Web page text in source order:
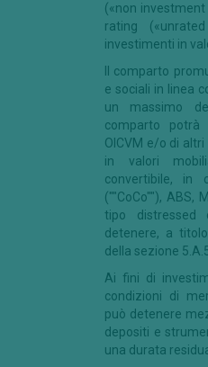
(«non
rating
investimenti in
Il comparto
e sociali in linea
un massimo
comparto
OICVM e/o di
in valori
convertibile, in
(""CoCo""), ABS,
tipo
detenere, a
della sezione
Ai fini di
condizioni di
può detenere
depositi e
una durata